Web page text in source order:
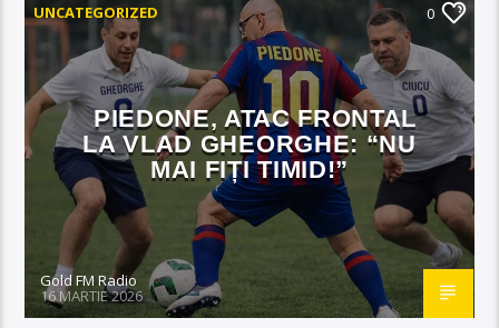
UNCATEGORIZED 0
PIEDONE, ATAC FRONTAL
LA VLAD GHEORGHE: “NU
MAI FIȚI TIMID!”
Gold FM Radio
16 MARTIE 2026